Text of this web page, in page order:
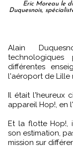
Eric Moreau le
Duquesnois,
Alain Duquesnois, spécialiste des installations
différentes
l'aéroport de Lille
Il était l'heureux
appareil Hop!, en
Et la flotte Hop!,
son estimation,
mission sur